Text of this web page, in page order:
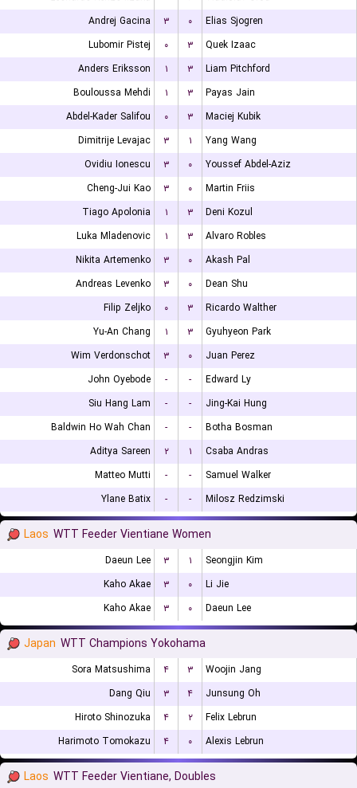
Andrej Gacina
۳ ۰
Elias Sjogren
Lubomir Pistej
۰ ۳
Quek Izaac
Anders Eriksson
۱ ۳
Liam Pitchford
Bouloussa Mehdi
۱ ۳
Payas Jain
Abdel-Kader Salifou
۰ ۳
Maciej Kubik
Dimitrije Levajac
۳ ۱
Yang Wang
Ovidiu Ionescu
۳ ۰
Youssef Abdel-Aziz
Cheng-Jui Kao
۳ ۰
Martin Friis
Tiago Apolonia
۱ ۳
Deni Kozul
Luka Mladenovic
۱ ۳
Alvaro Robles
Nikita Artemenko
۳ ۰
Akash Pal
Andreas Levenko
۳ ۰
Dean Shu
Filip Zeljko
۰ ۳
Ricardo Walther
Yu-An Chang
۱ ۳
Gyuhyeon Park
Wim Verdonschot
۳ ۰
Juan Perez
John Oyebode
- -
Edward Ly
Siu Hang Lam
- -
Jing-Kai Hung
Baldwin Ho Wah Chan
- -
Botha Bosman
Aditya Sareen
۲ ۱
Csaba Andras
Matteo Mutti
- -
Samuel Walker
Ylane Batix
- - Milosz Redzimski
Laos WTT Feeder Vientiane Women
Daeun Lee ۳ ۱
Seongjin Kim
Kaho Akae
۳ ۰
Li Jie
Kaho Akae
۳ ۰ Daeun Lee
Japan WTT Champions Yokohama
Sora Matsushima ۴ ۳
Woojin Jang
Dang Qiu
۳ ۴
Junsung Oh
Hiroto Shinozuka
۴ ۲
Felix Lebrun
Harimoto Tomokazu
۴ ۰ Alexis Lebrun
Laos WTT Feeder Vientiane, Doubles